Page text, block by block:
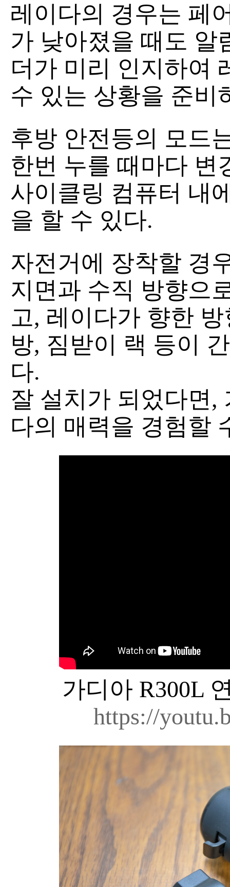
레이다의 경우는 페
가 낮아졌을 때도 알
더가 미리 인지하여
수 있는 상황을 준비
후방 안전등의 모드
한번 누를 때마다 변
사이클링 컴퓨터 내
을 할 수 있다.
자전거에 장착할 경
지면과 수직 방향으
고, 레이다가 향한
방, 짐받이 랙 등이
다.
잘 설치가 되었다면,
다의 매력을 경험할
가디아 R300L
https://